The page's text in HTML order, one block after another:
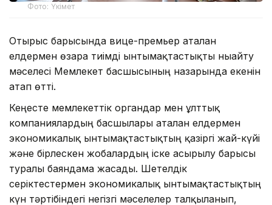
Фото: Үкімет
Отырыс барысында вице-премьер аталған
елдермен өзара тиімді ынтымақтастықты нығайту
мәселесі Мемлекет басшысының назарында екенін
атап өтті.
Кеңесте мемлекеттік органдар мен ұлттық
компаниялардың басшылары аталған елдермен
экономикалық ынтымақтастықтың қазіргі жай-күйі
және бірлескен жобалардың іске асырылу барысы
туралы баяндама жасады. Шетелдік
серіктестермен экономикалық ынтымақтастықтың
күн тәртібіндегі негізгі мәселелер талқыланып,